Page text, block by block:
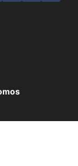
Somos